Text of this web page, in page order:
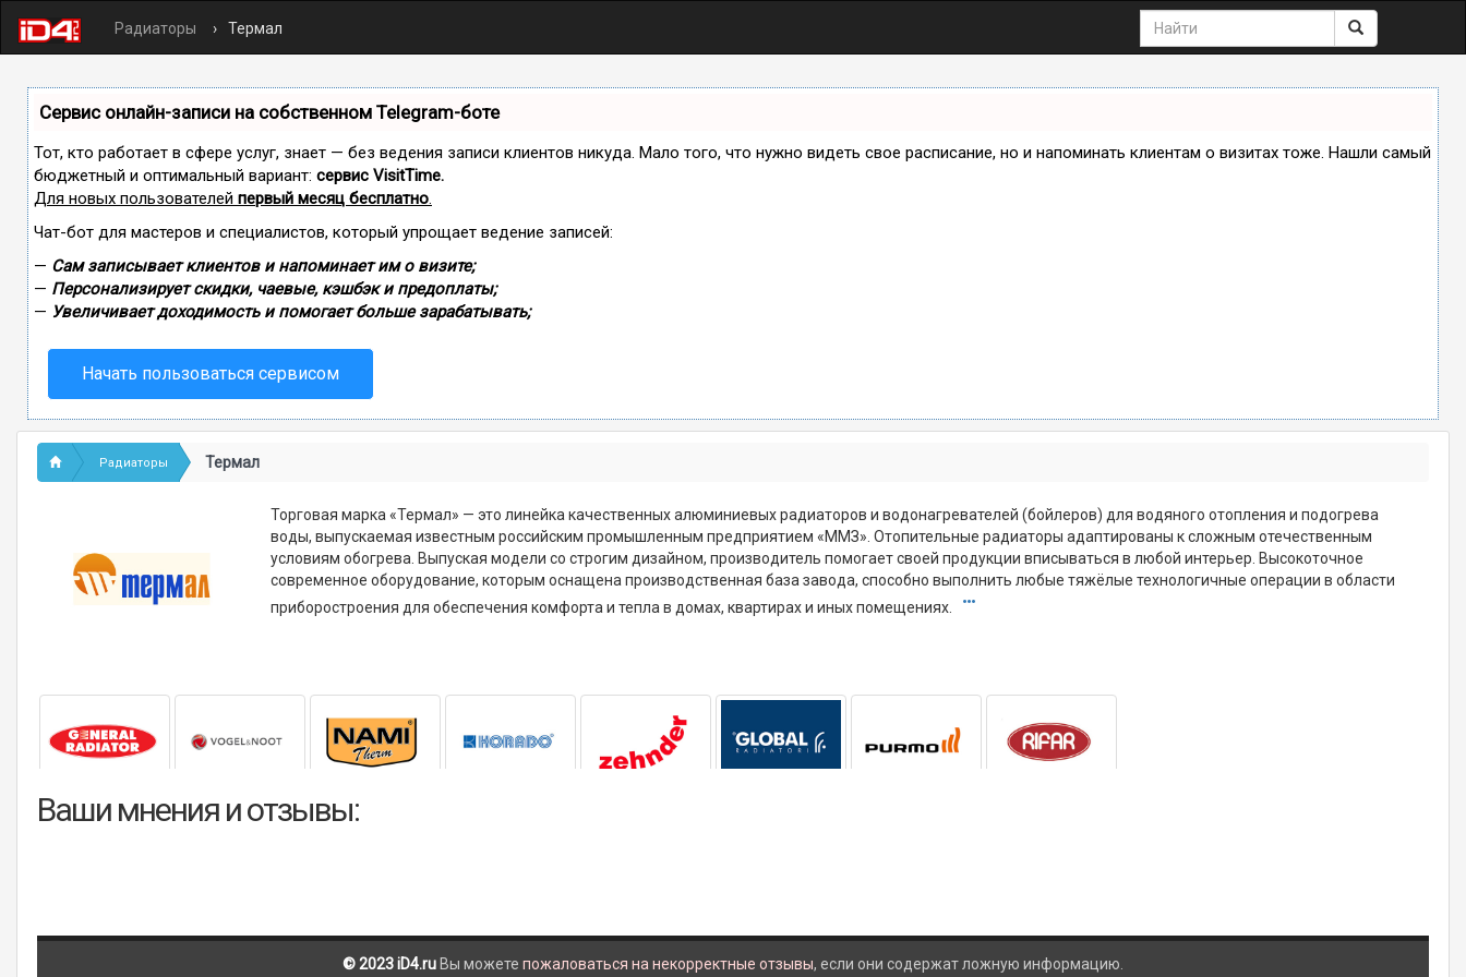
Радиаторы Термал
Сервис онлайн-записи на собственном Telegram-боте
Тот, кто работает в сфере услуг, знает — без ведения записи клиентов никуда. Мало того, что нужно видеть свое расписание, но и напоминать клиентам о визитах тоже. Нашли самый
бюджетный и оптимальный вариант: сервис VisitTime.
Для новых пользователей первый месяц бесплатно.
Чат-бот для мастеров и специалистов, который упрощает ведение записей:
— Сам записывает клиентов и напоминает им о визите;
— Персонализирует скидки, чаевые, кэшбэк и предоплаты;
— Увеличивает доходимость и помогает больше зарабатывать;
Начать пользоваться сервисом
Радиаторы Термал
Торговая марка «Термал» — это линейка качественных алюминиевых радиаторов и водонагревателей (бойлеров) для водяного отопления и подогрева
воды, выпускаемая известным российским промышленным предприятием «ММЗ». Отопительные радиаторы адаптированы к сложным отечественным
условиям обогрева. Выпуская модели со строгим дизайном, производитель помогает своей продукции вписываться в любой интерьер. Высокоточное
современное оборудование, которым оснащена производственная база завода, способно выполнить любые тяжёлые технологичные операции в области
приборостроения для обеспечения комфорта и тепла в домах, квартирах и иных помещениях.
Ваши мнения и отзывы:
© 2023 iD4.ru Вы можете пожаловаться на некорректные отзывы, если они содержат ложную информацию.